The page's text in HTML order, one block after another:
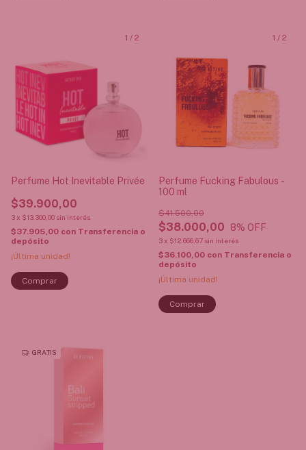
1 / 2
Perfume Hot Inevitable Privée
$39.900,00
3 x $13.300,00 sin interés
$37.905,00 con Transferencia o
depósito
¡Última unidad!
1 / 2
Perfume Fucking Fabulous -
100 ml
$38.000,00
$41.500,00
8% OFF
3 x $12.666,67 sin interés
$36.100,00 con Transferencia o
depósito
¡Última unidad!
GRATIS